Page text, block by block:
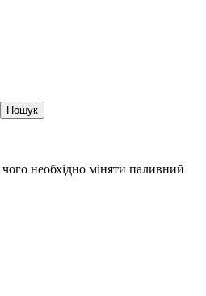
необхідно міняти паливний